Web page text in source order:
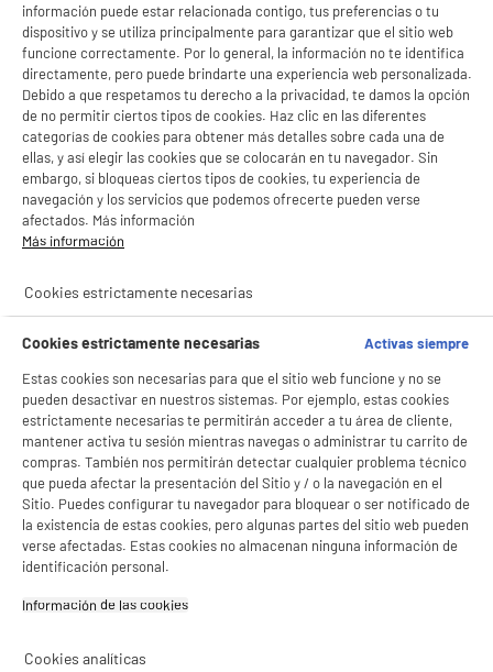
Rechazar todas
- compartir contenido adaptado a tus preferencias
información puede estar relacionada contigo, tus preferencias o tu
dispositivo y se utiliza principalmente para garantizar que el sitio web
funcione correctamente. Por lo general, la información no te identifica
directamente, pero puede brindarte una experiencia web personalizada.
Debido a que respetamos tu derecho a la privacidad, te damos la opción
de no permitir ciertos tipos de cookies. Haz clic en las diferentes
categorías de cookies para obtener más detalles sobre cada una de
ellas, y así elegir las cookies que se colocarán en tu navegador. Sin
embargo, si bloqueas ciertos tipos de cookies, tu experiencia de
navegación y los servicios que podemos ofrecerte pueden verse
afectados. Más información
Más información
Cookies estrictamente necesarias
Cookies estrictamente necesarias
Activas siempre
Estas cookies son necesarias para que el sitio web funcione y no se
pueden desactivar en nuestros sistemas. Por ejemplo, estas cookies
estrictamente necesarias te permitirán acceder a tu área de cliente,
mantener activa tu sesión mientras navegas o administrar tu carrito de
compras. También nos permitirán detectar cualquier problema técnico
que pueda afectar la presentación del Sitio y / o la navegación en el
Sitio. Puedes configurar tu navegador para bloquear o ser notificado de
la existencia de estas cookies, pero algunas partes del sitio web pueden
verse afectadas. Estas cookies no almacenan ninguna información de
identificación personal.
Información de las cookies‎
Cookies analíticas